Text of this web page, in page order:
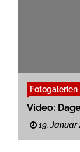
Fotogalerien
Video:
19. Januar